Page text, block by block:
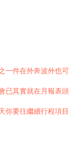
一件在外奔波外也可
已其實就在月報表頭
你要往繼續行程項目